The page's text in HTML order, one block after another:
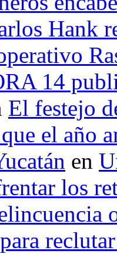
Hank
14
El festejo
el año
en
los